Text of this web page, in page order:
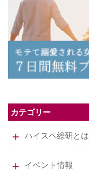
カテゴリー
ハイスペ総研とは
イベント情報